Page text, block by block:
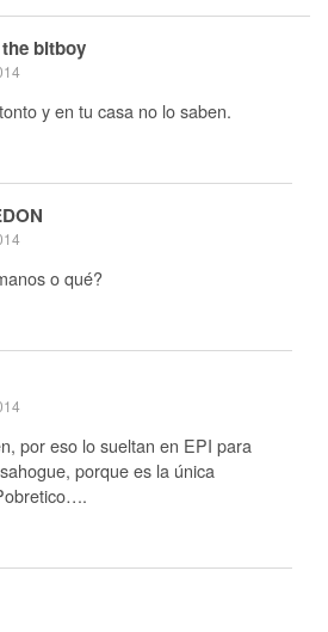
bitboy
y en tu casa no lo saben.
o qué?
por eso lo sueltan en EPI para
porque es la única